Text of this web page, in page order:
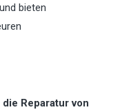
bieten
Reparatur von